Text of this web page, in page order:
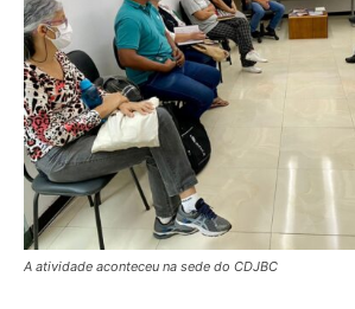
A atividade aconteceu na sede do CDJBC